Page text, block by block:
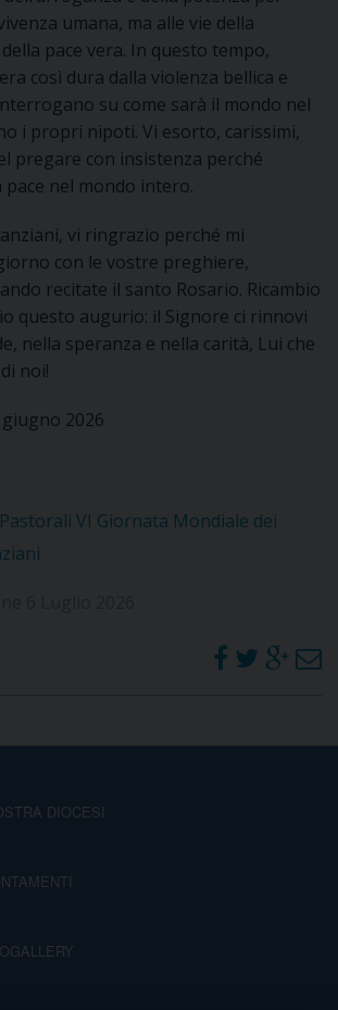
umana, ma alle vie della
pace vera. In questo tempo,
così dura dalla violenza bellica e
su come sarà il mondo nel
i propri nipoti. Vi esorto, carissimi,
pregare con insistenza perché
nel mondo intero.
vi ringrazio perché mi
con le vostre preghiere,
recitate il santo Rosario. Ricambio
questo augurio: il Signore ci rinnovi
nella speranza e nella carità, Lui che
noi!
2026
VI Giornata Mondiale dei
DIOCESI